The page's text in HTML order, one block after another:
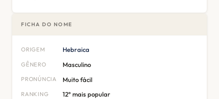
FICHA DO NOME
ORIGEM Hebraica
GÊNERO Masculino
PRONÚNCIA Muito fácil
RANKING 12º mais popular